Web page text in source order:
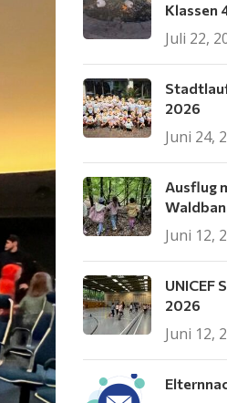
Klassen
Juli 22,
2026
Juni 24,
Ausflug
Juni 12,
UNICEF
2026
Juni 12,